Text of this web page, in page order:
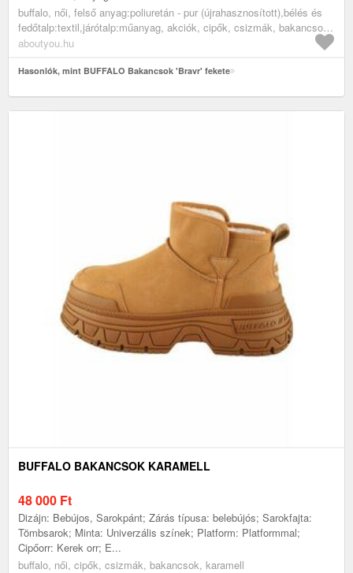
buffalo, női, felső anyag:poliuretán - pur (újrahasznosított),bélés és
fedőtalp:textil,járótalp:műanyag, akciók, cipők, csizmák, bakancsok,
fekete
aboutyou.hu
Hasonlók, mint BUFFALO Bakancsok 'Bravr' fekete
BUFFALO BAKANCSOK KARAMELL
48 000 Ft
Dizájn: Bebújos, Sarokpánt; Zárás típusa: belebújós; Sarokfajta:
Tömbsarok; Minta: Univerzális színek; Platform: Platformmal;
Cipőorr: Kerek orr; E...
buffalo, női, cipők, csizmák, bakancsok, karamell